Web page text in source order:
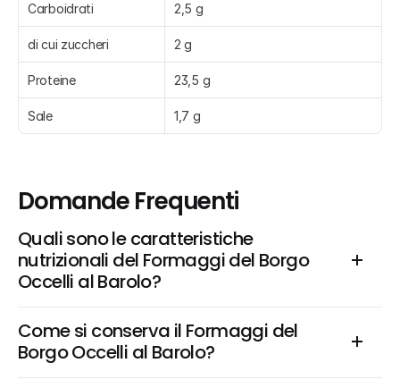
Carboidrati 2,5 g
di cui zuccheri 2 g
Proteine 23,5 g
Sale 1,7 g
Domande Frequenti
Quali sono le caratteristiche
nutrizionali del Formaggi del Borgo
Occelli al Barolo?
Come si conserva il Formaggi del
Borgo Occelli al Barolo?